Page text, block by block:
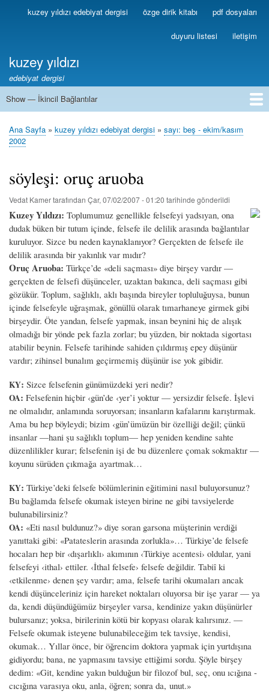
Ana
içeriğe
Birincilkuzey yıldızı edebiyat dergisi özge dirik kitabı pdf dosyaları
duyuru listesi iletişim
kuzey yıldızı
edebiyat dergisi
İkincil
Show — İkincil Bağlantılar
1
2
3
4
5
6
7
8
9
10
11
12
13
Sayfa
Ana Sayfa kuzey yıldızı edebiyat dergisi
sayı: beş - ekim/kasım
2002
söyleşi: oruç aruoba
Vedat Kamertarafından Çar, 07/02/2007 - 01:20 tarihinde gönderildi
Kuzey Yıldızı: Toplumumuz genellikle felsefeyi yadsıyan, ona
dudak büken bir tutum içinde, felsefe ile delilik arasında bağlantılar
kuruluyor. Sizce bu neden kaynaklanıyor? Gerçekten de felsefe ile
delilik arasında bir yakınlık var mıdır?
Oruç Aruoba: Türkçe’de «deli saçması» diye birşey vardır —
gerçekten de felsefi düşünceler, uzaktan bakınca, deli saçması gibi
gözükür. Toplum, sağlıklı, aklı başında bireyler topluluğuysa, bunun
içinde felsefeyle uğraşmak, gönüllü olarak tımarhaneye girmek gibi
birşeydir. Öte yandan, felsefe yapmak, insan beynini hiç de alışık
olmadığı bir yönde pek fazla zorlar; bu yüzden, bir noktada sigortası
atabilir beynin. Felsefe tarihinde sahiden çıldırmış epey düşünür
vardır; zihinsel bunalım geçirmemiş düşünür ise yok gibidir.
KY: Sizce felsefenin günümüzdeki yeri nedir?
OA: Felsefenin hiçbir ‹gün’de ‹yer’i yoktur — yersizdir felsefe. İşlevi
ne olmalıdır, anlamında soruyorsan; insanların kafalarını karıştırmak.
Ama bu hep böyleydi; bizim ‹gün’ümüzün bir özelliği değil; çünkü
insanlar —hani şu sağlıklı toplum— hep yeniden kendine sahte
düzenlilikler kurar; felsefenin işi de bu düzenlere çomak sokmaktır —
koyunu sürüden çıkmağa ayartmak…
KY: Türkiye’deki felsefe bölümlerinin eğitimini nasıl buluyorsunuz?
Bu bağlamda felsefe okumak isteyen birine ne gibi tavsiyelerde
bulunabilirsiniz?
OA: «Eti nasıl buldunuz?» diye soran garsona müşterinin verdiği
yanıttaki gibi: «Patateslerin arasında zorlukla»… Türkiye’de felsefe
hocaları hep bir ‹dışarlıklı› akımının ‹Türkiye acentesi› oldular, yani
felsefeyi ‹ithal› ettiler. ‹İthal felsefe› felsefe değildir. Tabiî ki
‹etkilenme› denen şey vardır; ama, felsefe tarihi okumaları ancak
kendi düşünceleriniz için hareket noktaları oluyorsa bir işe yarar — ya
da, kendi düşündüğümüz birşeyler varsa, kendinize yakın düşünürler
bulursanız; yoksa, birilerinin kötü bir kopyası olarak kalırsınız. —
Felsefe okumak isteyene bulunabileceğim tek tavsiye, kendisi,
okumak… Yıllar önce, bir öğrencim doktora yapmak için yurtdışına
gidiyordu; bana, ne yapmasını tavsiye ettiğimi sordu. Şöyle birşey
dedim: «Git, kendine yakın bulduğun bir filozof bul, seç, onu ıcığına -
cıcığına varasıya oku, anla, öğren; sonra da, unut.»